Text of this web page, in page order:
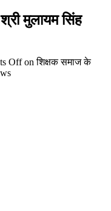
मुलायम सिंह
Offon शिक्षक समाज के